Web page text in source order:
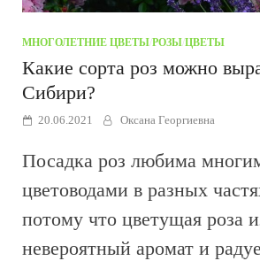
МНОГОЛЕТНИЕ ЦВЕТЫ РОЗЫ ЦВЕТЫ
Какие сорта роз можно
Сибири?
20.06.2021 Оксана Георгиевна
Посадка роз любима
цветоводами в разных
потому что цветущая роза
невероятный аромат и